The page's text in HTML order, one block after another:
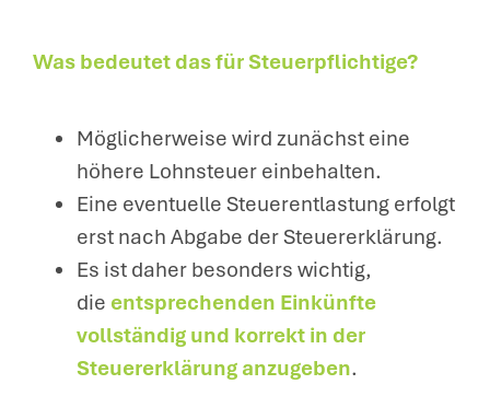
Was bedeutet das für Steuerpflichtige?
Möglicherweise wird zunächst eine
höhere Lohnsteuer einbehalten.
Eine eventuelle Steuerentlastung erfolgt
erst nach Abgabe der Steuererklärung.
Es ist daher besonders wichtig,
die entsprechenden Einkünfte
vollständig und korrekt in der
Steuererklärung anzugeben.